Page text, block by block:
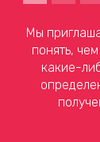
Мы
понять,
какие-